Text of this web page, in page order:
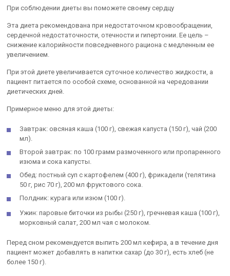
При соблюдении диеты вы поможете своему сердцу
Эта диета рекомендована при недостаточном кровообращении,
сердечной недостаточности, отечности и гипертонии. Ее цель –
снижение калорийности повседневного рациона с медленным ее
увеличением.
При этой диете увеличивается суточное количество жидкости, а
пациент питается по особой схеме, основанной на чередовании
диетических дней.
Примерное меню для этой диеты:
Завтрак: овсяная каша (100 г), свежая капуста (150 г), чай (200
мл).
Второй завтрак: по 100 грамм размоченного или пропаренного
изюма и сока капусты.
Обед: постный суп с картофелем (400 г), фрикадели (телятина
50 г, рис 70 г), 200 мл фруктового сока.
Полдник: курага или изюм (100 г).
Ужин: паровые биточки из рыбы (250 г), гречневая каша (100 г),
морковный салат, 200 мл чая с молоком.
Перед сном рекомендуется выпить 200 мл кефира, а в течение дня
пациент может добавлять в напитки сахар (до 30 г), есть хлеб (не
более 150 г).